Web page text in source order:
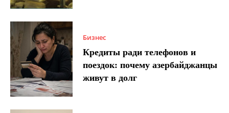
Бизнес
Кредиты ради телефонов и
поездок: почему азербайджанцы
живут в долг